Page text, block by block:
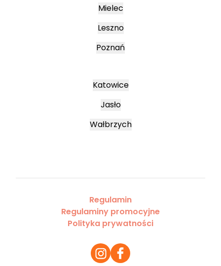
Mielec
Leszno
Poznań
Katowice
Jasło
Wałbrzych
Regulamin
Regulaminy promocyjne
Polityka prywatności